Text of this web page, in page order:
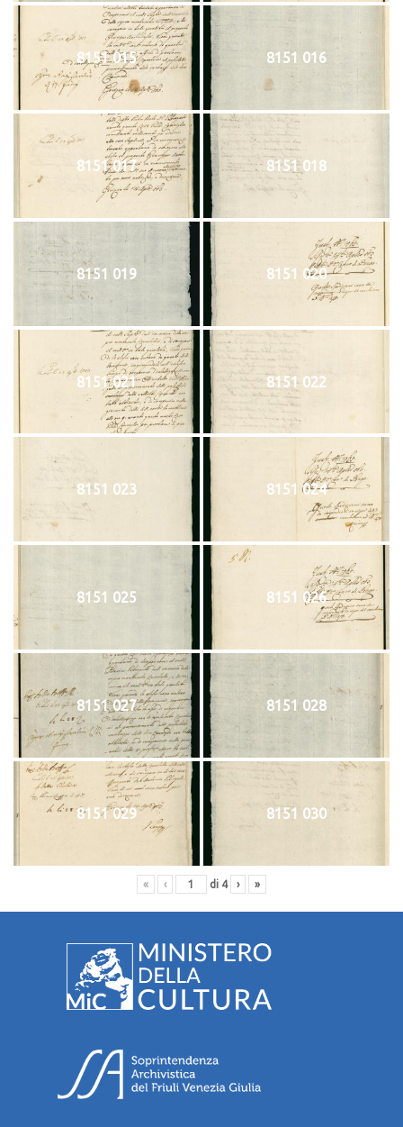
8151 015 8151 016
8151 017 8151 018
8151 019 8151 020
8151 021 8151 022
8151 023 8151 024
8151 025 8151 026
8151 027 8151 028
8151 029 8151 030
« ‹ di 4 › »